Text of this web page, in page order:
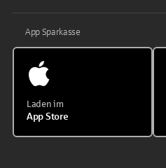
App Sparkasse
Laden im
App Store